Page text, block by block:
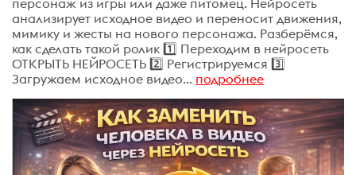
анализирует исходное видео и переносит движения,
мимику и жесты на нового персонажа. Разберёмся,
как сделать такой ролик 1️⃣ Переходим в нейросеть
ОТКРЫТЬ НЕЙРОСЕТЬ 2️⃣ Регистрируемся 3️⃣
Загружаем исходное видео... подробнее